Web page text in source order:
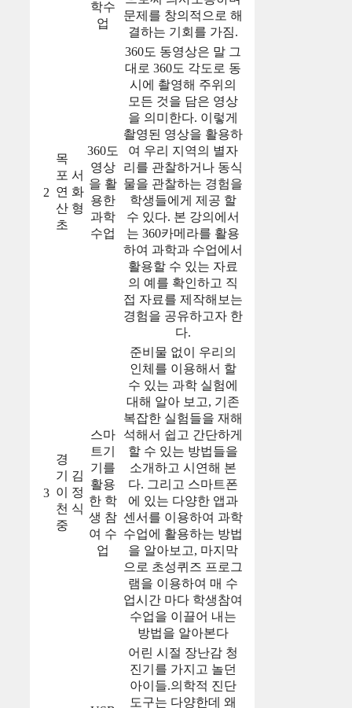
학수
업
문제를 창의적으로 해
결하는 기회를 가짐.
2
목
포
연
산
초
서
화
형
360도
영상
을 활
용한
과학
수업
360도 동영상은 말 그
대로 360도 각도로 동
시에 촬영해 주위의
모든 것을 담은 영상
을 의미한다. 이렇게
촬영된 영상을 활용하
여 우리 지역의 별자
리를 관찰하거나 동식
물을 관찰하는 경험을
학생들에게 제공 할
수 있다. 본 강의에서
는 360카메라를 활용
하여 과학과 수업에서
활용할 수 있는 자료
의 예를 확인하고 직
접 자료를 제작해보는
경험을 공유하고자 한
다.
3
경
기
이
천
중
김
정
식
스마
트기
기를
활용
한 학
생 참
여 수
업
준비물 없이 우리의
인체를 이용해서 할
수 있는 과학 실험에
대해 알아 보고, 기존
복잡한 실험들을 재해
석해서 쉽고 간단하게
할 수 있는 방법들을
소개하고 시연해 본
다. 그리고 스마트폰
에 있는 다양한 앱과
센서를 이용하여 과학
수업에 활용하는 방법
을 알아보고, 마지막
으로 초성퀴즈 프로그
램을 이용하여 매 수
업시간 마다 학생참여
수업을 이끌어 내는
방법을 알아본다
어린 시절 장난감 청
진기를 가지고 놀던
아이들.의학적 진단
도구는 다양한데 왜